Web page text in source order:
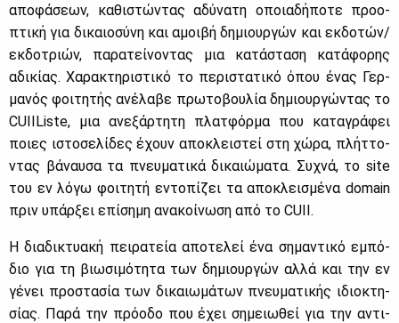
απο­φά­σε­ων, κα­θι­στώ­ντας αδύ­να­τη οποια­δή­πο­τε προ­ο­
πτι­κή για δι­καιο­σύ­νη και αμοι­βή δη­μιουρ­γών και εκ­δο­τών/
εκ­δο­τριών, πα­ρα­τεί­νο­ντας μια κα­τά­στα­ση κα­τά­φο­ρης
αδι­κί­ας. Χα­ρα­κτη­ρι­στι­κό το πε­ρι­στα­τι­κό όπου ένας Γερ­
μα­νός φοι­τη­τής ανέ­λα­βε πρω­το­βου­λία δη­μιουρ­γώ­ντας το
CUIIListe, μια ανε­ξάρ­τη­τη πλατ­φόρ­μα που κα­τα­γρά­φει
ποιες ιστο­σε­λί­δες έχουν απο­κλει­στεί στη χώ­ρα, πλήτ­το­
ντας βά­ναυ­σα τα πνευ­μα­τι­κά δι­καιώ­μα­τα. Συ­χνά, το site
του εν λό­γω φοι­τη­τή εντο­πί­ζει τα απο­κλει­σμέ­να domain
πριν υπάρ­ξει επί­ση­μη ανα­κοί­νω­ση από το CUII.
Η δια­δι­κτυα­κή πει­ρα­τεία απο­τε­λεί ένα ση­μα­ντι­κό εμπό­
διο για τη βιω­σι­μό­τη­τα των δη­μιουρ­γών αλ­λά και την εν
γέ­νει προ­στα­σία των δι­καιω­μά­των πνευ­μα­τι­κής ιδιο­κτη­
σί­ας. Πα­ρά την πρό­ο­δο που έχει ση­μειω­θεί για την αντι­